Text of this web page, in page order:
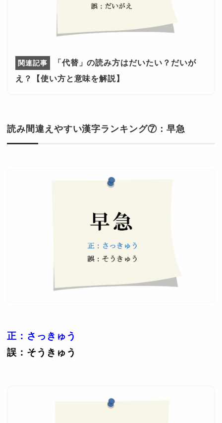
「代替」の読み方はだいたい？だいが
え？【使い方と意味を解説】
読み間違えやすい漢字ランキング⑦：早急
正：さっきゅう
誤：そうきゅう